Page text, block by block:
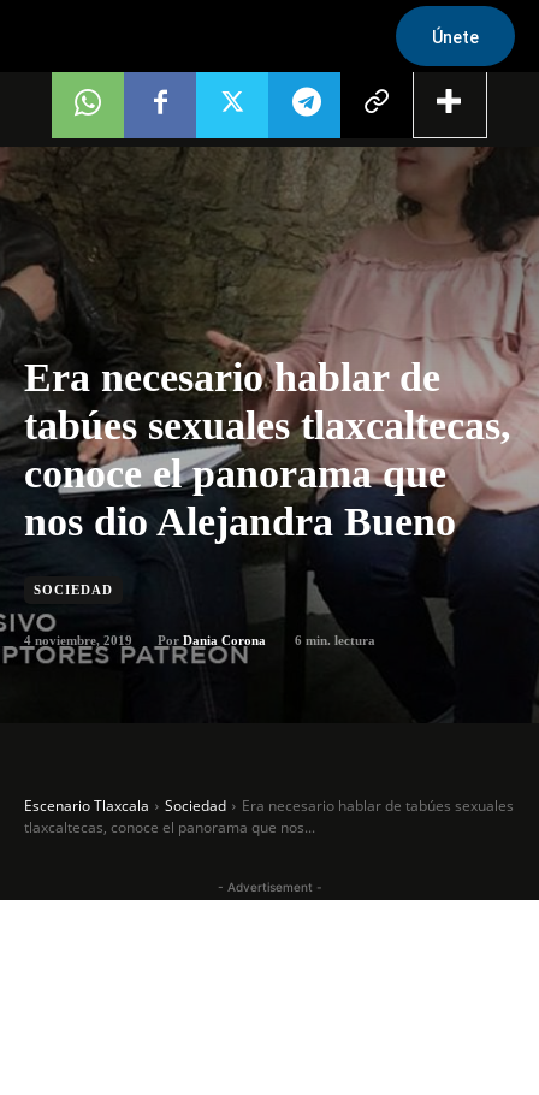
Únete
Era necesario hablar de
tabúes sexuales tlaxcaltecas,
conoce el panorama que
nos dio Alejandra Bueno
SOCIEDAD
4 noviembre, 2019 Por Dania Corona 6 min. lectura
Escenario Tlaxcala Sociedad
Era necesario hablar de tabúes sexuales
tlaxcaltecas, conoce el panorama que nos...
- Advertisement -